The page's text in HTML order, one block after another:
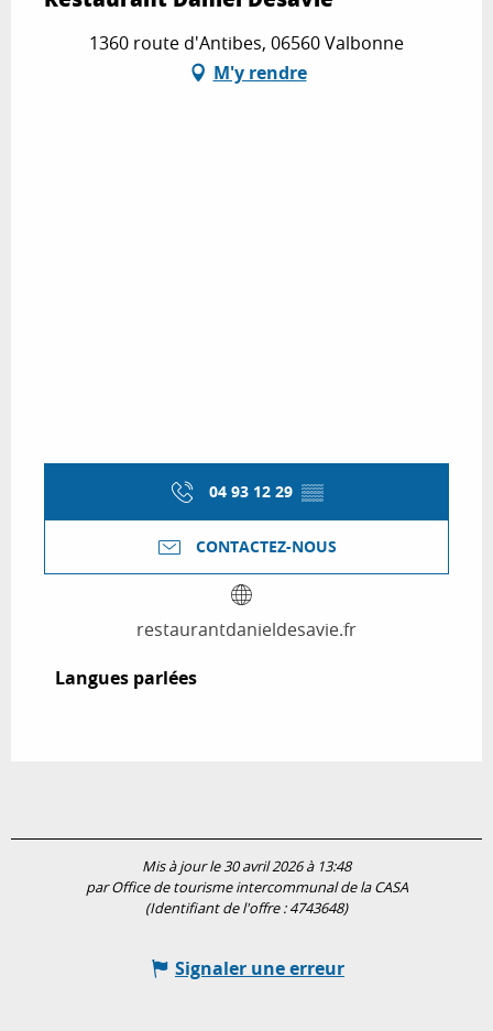
1360 route d'Antibes, 06560 Valbonne
M'y rendre
04 93 12 29 ▒▒
CONTACTEZ-NOUS
restaurantdanieldesavie.fr
Langues parlées
Langues parlées
Mis à jour le 30 avril 2026 à 13:48
par Office de tourisme intercommunal de la CASA
(Identifiant de l'offre :4743648)
Signaler une erreur